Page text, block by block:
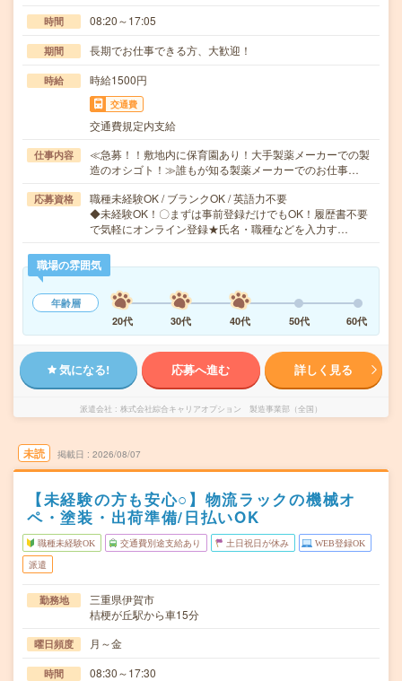
時間 08:20～17:05
期間 長期でお仕事できる方、大歓迎！
時給 時給1500円
交通費
交通費規定内支給
仕事内容
≪急募！！敷地内に保育園あり！大手製薬メーカーでの製
造のオシゴト！≫誰もが知る製薬メーカーでのお仕事…
応募資格
職種未経験OK / ブランクOK / 英語力不要
◆未経験OK！〇まずは事前登録だけでもOK！履歴書不要
で気軽にオンライン登録★氏名・職種などを入力す…
職場の雰囲気
年齢層
20代
30代 40代 50代 60代
気になる! 応募へ進む 詳しく見る
派遣会社 株式会社綜合キャリアオプション 製造事業部（全国）
未読 掲載日 2026/08/07
【未経験の方も安心○】物流ラックの機械オ
ペ・塗装・出荷準備/日払いOK
職種未経験OK 交通費別途支給あり 土日祝日が休み WEB登録OK
派遣
勤務地
三重県伊賀市
桔梗が丘駅から車15分
曜日頻度 月～金
時間 08:30～17:30